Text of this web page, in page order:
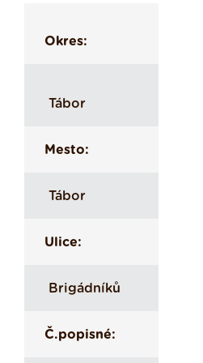
Okres:
Tábor
Mesto:
Tábor
Ulice:
Brigádníků
Č.popisné: